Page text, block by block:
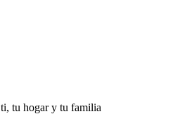
tu hogar y tu familia